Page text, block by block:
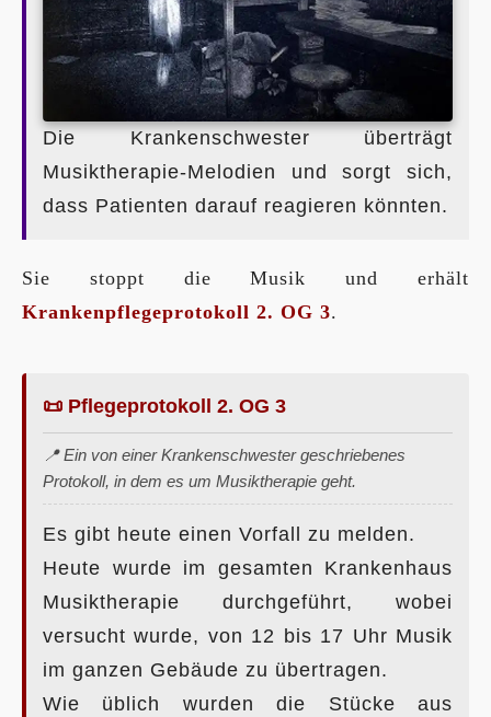
Die Krankenschwester überträgt
Musiktherapie-Melodien und sorgt sich,
dass Patienten darauf reagieren könnten.
Sie stoppt die Musik und erhält
Krankenpflegeprotokoll 2. OG 3.
📜 Pflegeprotokoll 2. OG 3
📍 Ein von einer Krankenschwester geschriebenes
Protokoll, in dem es um Musiktherapie geht.
Es gibt heute einen Vorfall zu melden.
Heute wurde im gesamten Krankenhaus
Musiktherapie durchgeführt, wobei
versucht wurde, von 12 bis 17 Uhr Musik
im ganzen Gebäude zu übertragen.
Wie üblich wurden die Stücke aus